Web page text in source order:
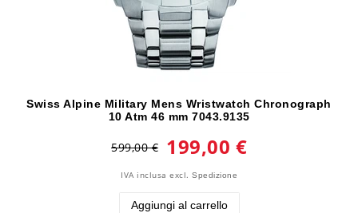
Swiss Alpine Military Mens Wristwatch Chronograph
10 Atm 46 mm 7043.9135
599,00 € 199,00 €
IVA inclusa excl. Spedizione
Aggiungi al carrello